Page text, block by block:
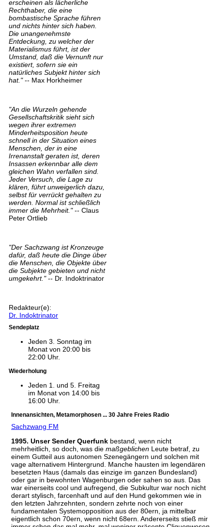
erscheinen als lächerliche
Rechthaber, die eine
bombastische Sprache führen
und nichts hinter sich haben.
Die unangenehmste
Entdeckung, zu welcher der
Materialismus führt, ist der
Umstand, daß die Vernunft nur
existiert, sofern sie ein
natürliches Subjekt hinter sich
hat."-- Max Horkheimer
"An die Wurzeln gehende
Gesellschaftskritik sieht sich
wegen ihrer extremen
Minderheitsposition heute
schnell in der Situation eines
Menschen, der in eine
Irrenanstalt geraten ist, deren
Insassen erkennbar alle dem
gleichen Wahn verfallen sind.
Jeder Versuch, die Lage zu
klären, führt unweigerlich dazu,
selbst für verrückt gehalten zu
werden. Normal ist schließlich
immer die Mehrheit."-- Claus
Peter Ortlieb
"Der Sachzwang ist Kronzeuge
dafür, daß heute die Dinge über
die Menschen, die Objekte über
die Subjekte gebieten und nicht
umgekehrt."-- Dr. Indoktrinator
Redakteur(e):
Dr. Indoktrinator
Sendeplatz
Jeden 3. Sonntag im
Monat von 20:00 bis
22:00 Uhr.
Wiederholung
Jeden 1. und 5. Freitag
im Monat von 14:00 bis
16:00 Uhr.
Innenansichten, Metamorphosen ... 30 Jahre Freies Radio
Sachzwang FM
1995. Unser Sender Querfunk bestand, wenn nicht
mehrheitlich, so doch, was die maßgeblichen Leute betraf, zu
einem Gutteil aus autonomen Szenegängern und solchen mit
vage alternativem Hintergrund. Manche hausten im legendären
besetzten Haus (damals das einzige im ganzen Bundesland)
oder gar in bewohnten Wagenburgen oder sahen so aus. Das
war einerseits cool und aufregend, die Subkultur war noch nicht
derart stylisch, farcenhaft und auf den Hund gekommen wie in
den letzten Jahrzehnten, sondern zehrte noch von einer
fundamentalen Systemopposition aus der 80ern, ja mittelbar
eigentlich schon 70ern, wenn nicht 68ern. Andererseits stieß mir